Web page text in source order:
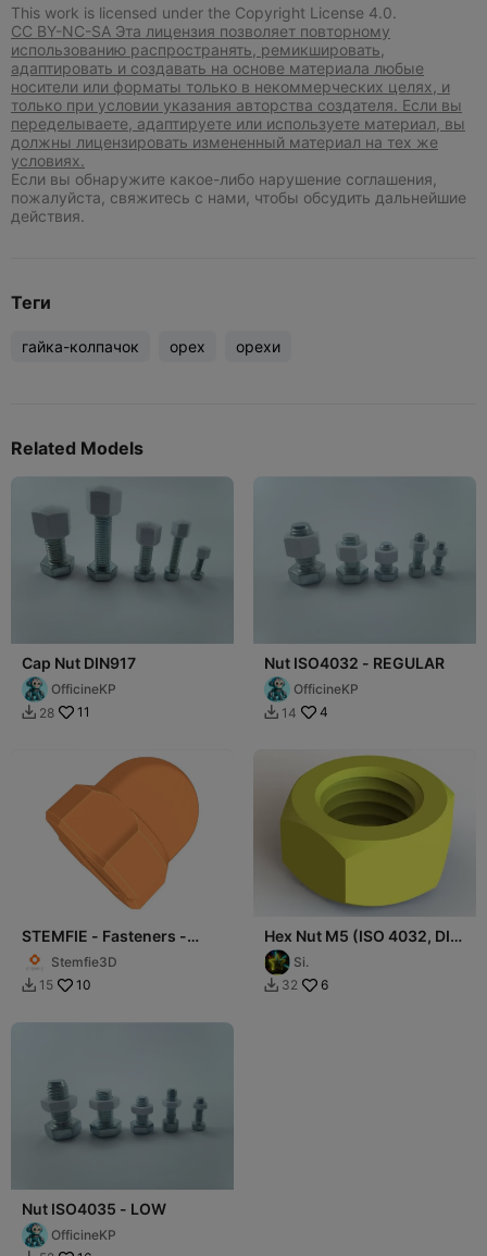
This work is licensed under the Copyright License 4.0.
CC BY-NC-SA Эта лицензия позволяет повторному
использованию распространять, ремикшировать,
адаптировать и создавать на основе материала любые
носители или форматы только в некоммерческих целях, и
только при условии указания авторства создателя. Если вы
переделываете, адаптируете или используете материал, вы
должны лицензировать измененный материал на тех же
условиях.
Если вы обнаружите какое-либо нарушение соглашения,
пожалуйста, свяжитесь с нами, чтобы обсудить дальнейшие
действия.
Теги
гайка-колпачок орех орехи
Related Models
Cap Nut DIN917
OfficineKP
 28 11
Nut ISO4032 - REGULAR
OfficineKP
 14 4
STEMFIE - Fasteners -
Nuts - Threaded - Cap
NutsStemfie3D
 15 10
Hex Nut M5 (ISO 4032, DIN
934)Si.
 32 6
Nut ISO4035 - LOW
OfficineKP